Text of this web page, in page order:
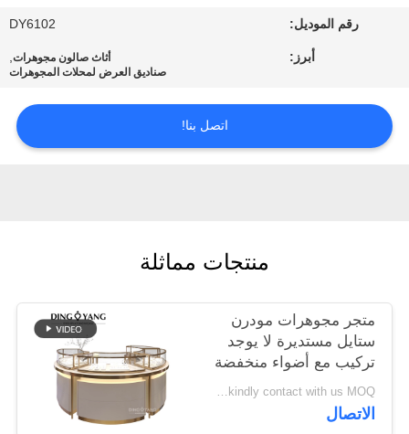
اطلب
COMPANY
NEWS
PRIVACY
POLICY
رقم الموديل: DY6102
أبرز: أثاث صالون مجوهرات,
صناديق العرض لمحلات المجوهرات
اتصل بنا!
منتجات مماثلة
متجر مجوهرات مودرن
ستايل مستديرة لا يوجد
تركيب مع أضواء منخفضة
الاستهلاك
Pls kindly contact with us MOQ:متجر واحد أو 5 مجموعات
الاتصال